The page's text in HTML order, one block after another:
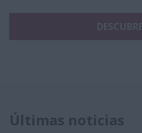
Últimas noticias